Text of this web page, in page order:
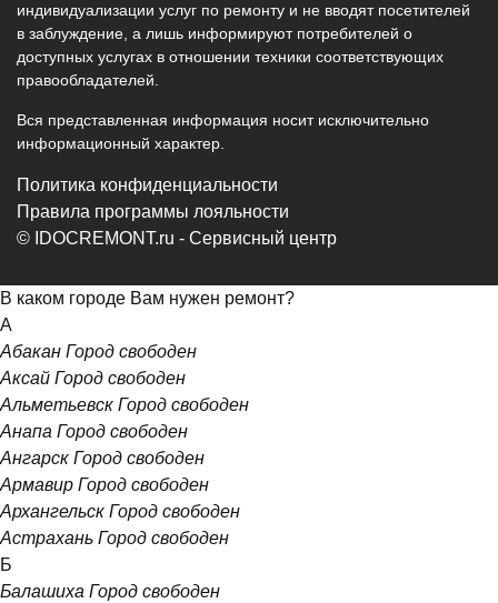
индивидуализации услуг по ремонту и не вводят посетителей
в заблуждение, а лишь информируют потребителей о
доступных услугах в отношении техники соответствующих
правообладателей.
Вся представленная информация носит исключительно
информационный характер.
Политика конфиденциальности
Правила программы лояльности
© IDOCREMONT.ru - Сервисный центр
В каком городе Вам нужен ремонт?
А
Абакан Город свободен
Аксай Город свободен
Альметьевск Город свободен
Анапа Город свободен
Ангарск Город свободен
Армавир Город свободен
Архангельск Город свободен
Астрахань Город свободен
Б
Балашиха Город свободен